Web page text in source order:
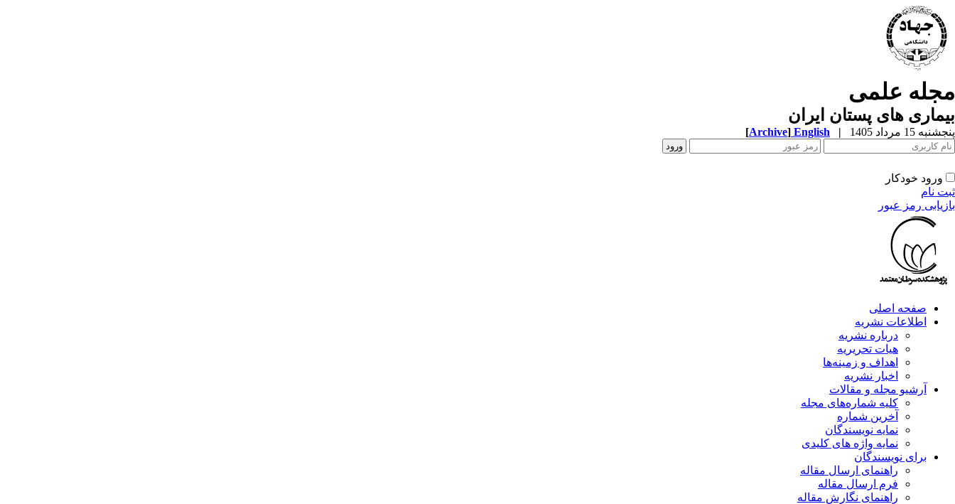
مجله علمی
بیماری های پستان ایران
پنجشنبه 15 مرداد 1405 |
English
[Archive]
ورود خودکار
ثبت نام
بازیابی رمز عبور
صفحه اصلی
اطلاعات نشریه
درباره نشریه
هیات تحریریه
اهداف و زمینه‌ها
اخبار نشریه
آرشیو مجله و مقالات
کلیه شماره‌های مجله
آخرین شماره
نمایه نویسندگان
نمایه واژه های کلیدی
برای نویسندگان
راهنمای ارسال مقاله
فرم ارسال مقاله
راهنمای نگارش مقاله